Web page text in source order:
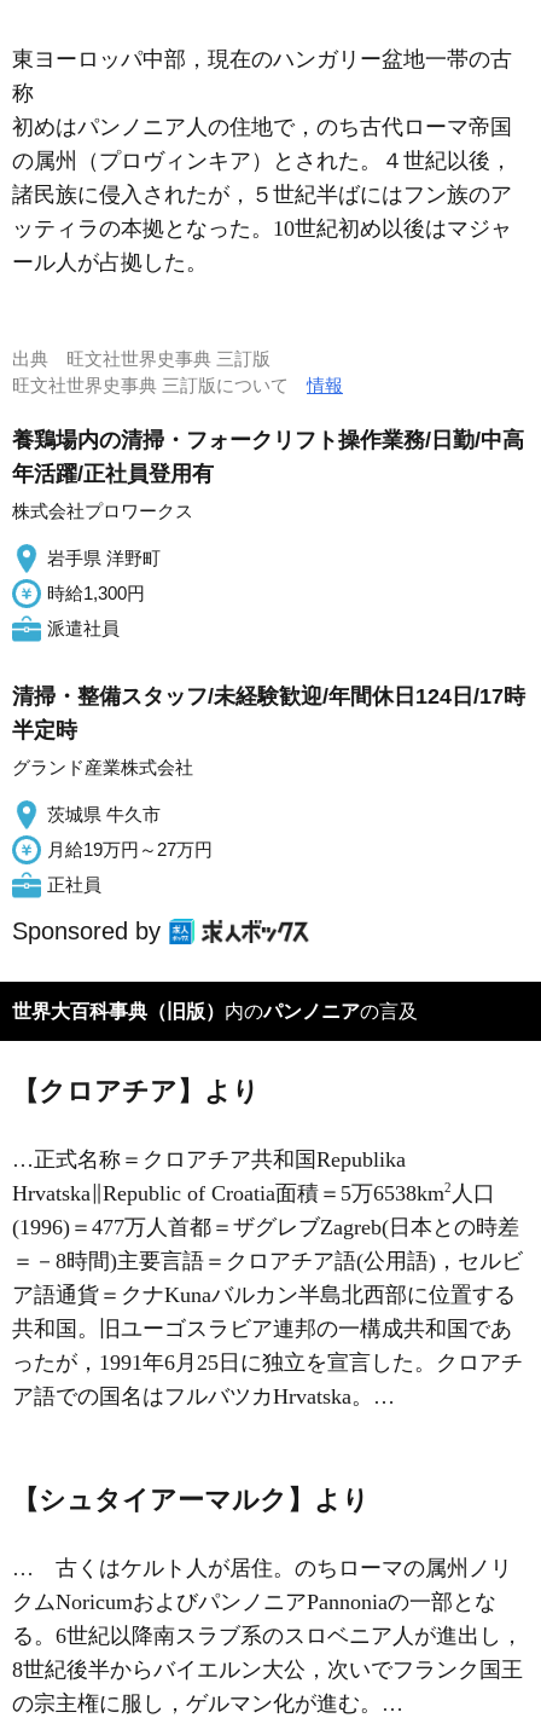
東ヨーロッパ中部，現在のハンガリー盆地一帯の古
称
初めはパンノニア人の住地で，のち古代ローマ帝国
の属州（プロヴィンキア）とされた。４世紀以後，
諸民族に侵入されたが，５世紀半ばにはフン族のア
ッティラの本拠となった。10世紀初め以後はマジャ
ール人が占拠した。
出典 旺文社世界史事典 三訂版
旺文社世界史事典 三訂版について情報
養鶏場内の清掃・フォークリフト操作業務/日勤/中高
年活躍/正社員登用有
株式会社プロワークス
岩手県 洋野町
時給1,300円
派遣社員
清掃・整備スタッフ/未経験歓迎/年間休日124日/17時
半定時
グランド産業株式会社
茨城県 牛久市
月給19万円～27万円
正社員
Sponsored by
世界大百科事典（旧版） 内のパンノニアの言及
【クロアチア】より
…正式名称＝クロアチア共和国Republika
Hrvatska∥Republic of Croatia面積＝5万6538km2 人口
(1996)＝477万人首都＝ザグレブZagreb(日本との時差
＝－8時間)主要言語＝クロアチア語(公用語)，セルビ
ア語通貨＝クナKunaバルカン半島北西部に位置する
共和国。旧ユーゴスラビア連邦の一構成共和国であ
ったが，1991年6月25日に独立を宣言した。クロアチ
ア語での国名はフルバツカHrvatska。…
【シュタイアーマルク】より
… 古くはケルト人が居住。のちローマの属州ノリ
クムNoricumおよびパンノニアPannoniaの一部とな
る。6世紀以降南スラブ系のスロベニア人が進出し，
8世紀後半からバイエルン大公，次いでフランク国王
の宗主権に服し，ゲルマン化が進む。…